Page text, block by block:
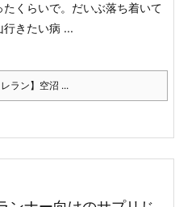
くらいで。 だいぶ落ち着いて
行きたい病 ...
ラン】空沼 ...